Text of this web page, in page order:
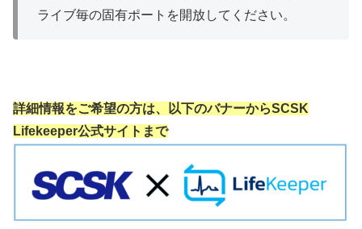
ライブ毎の固有ポートを開放してください。
詳細情報をご希望の方は、以下のバナーからSCSK
Lifekeeper公式サイトまで